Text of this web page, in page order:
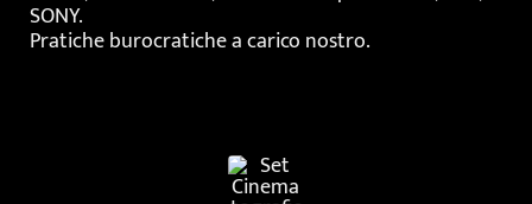
SONY.
Pratiche burocratiche a carico nostro.